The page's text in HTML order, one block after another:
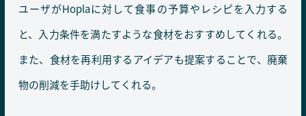
ユーザがHoplaに対して食事の予算やレシピを入力する
と、入力条件を満たすような食材をおすすめしてくれる。
また、食材を再利用するアイデアも提案することで、廃棄
物の削減を手助けしてくれる。